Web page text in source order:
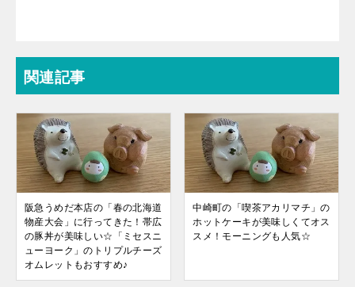
関連記事
阪急うめだ本店の「春の北海道
物産大会」に行ってきた！帯広
の豚丼が美味しい☆「ミセスニ
ューヨーク」のトリプルチーズ
オムレットもおすすめ♪
中崎町の「喫茶アカリマチ」の
ホットケーキが美味しくてオス
スメ！モーニングも人気☆